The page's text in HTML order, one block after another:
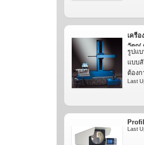
เครื
วัตถุ(
รูปแ
แบบ
ต้อง
Last
Last